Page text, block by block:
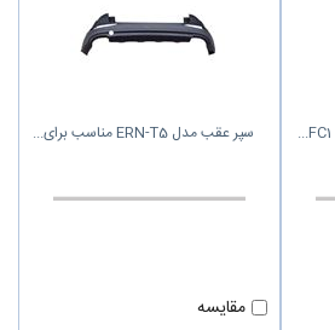
سپر عقب مدل ERN-T5 مناسب برای
مقایسه